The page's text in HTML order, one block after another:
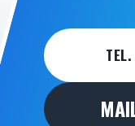
TEL.